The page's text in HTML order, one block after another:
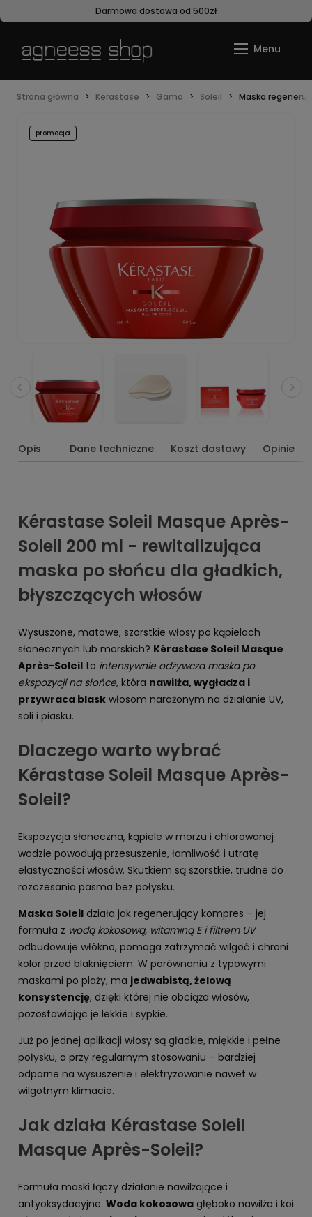
Darmowa dostawa od 500zł
Strona główna Kerastase Gama Soleil Maska
promocja
Opis Dane techniczne Koszt dostawy Opinie
Kérastase Soleil Masque Après-
Soleil 200 ml - rewitalizująca
maska po słońcu dla gładkich,
błyszczących włosów
Wysuszone, matowe, szorstkie włosy po kąpielach
słonecznych lub morskich? Kérastase Soleil Masque
Après-Soleil to intensywnie odżywcza maska po
ekspozycji na słońce, która nawilża, wygładza i
przywraca blask włosom narażonym na działanie UV,
soli i piasku.
Dlaczego warto wybrać
Kérastase Soleil Masque Après-
Soleil?
Ekspozycja słoneczna, kąpiele w morzu i chlorowanej
wodzie powodują przesuszenie, łamliwość i utratę
elastyczności włosów. Skutkiem są szorstkie, trudne do
rozczesania pasma bez połysku.
Maska Soleil działa jak regenerujący kompres – jej
formuła z wodą kokosową, witaminą E i filtrem UV
odbudowuje włókno, pomaga zatrzymać wilgoć i chroni
kolor przed blaknięciem. W porównaniu z typowymi
maskami po plaży, ma jedwabistą, żelową
konsystencję, dzięki której nie obciąża włosów,
pozostawiając je lekkie i sypkie.
Już po jednej aplikacji włosy są gładkie, miękkie i pełne
połysku, a przy regularnym stosowaniu – bardziej
odporne na wysuszenie i elektryzowanie nawet w
wilgotnym klimacie.
Jak działa Kérastase Soleil
Masque Après-Soleil?
Formuła maski łączy działanie nawilżające i
antyoksydacyjne. Woda kokosowa głęboko nawilża i koi